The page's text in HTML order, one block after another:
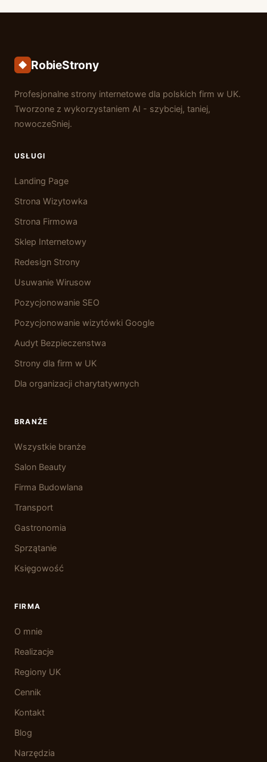
RobieStrony
Profesjonalne strony internetowe dla polskich firm w UK.
Tworzone z wykorzystaniem AI - szybciej, taniej,
nowoczeSniej.
USŁUGI
Landing Page
Strona Wizytowka
Strona Firmowa
Sklep Internetowy
Redesign Strony
Usuwanie Wirusow
Pozycjonowanie SEO
Pozycjonowanie wizytówki Google
Audyt Bezpieczenstwa
Strony dla firm w UK
Dla organizacji charytatywnych
BRANŻE
Wszystkie branże
Salon Beauty
Firma Budowlana
Transport
Gastronomia
Sprzątanie
Księgowość
FIRMA
O mnie
Realizacje
Regiony UK
Cennik
Kontakt
Blog
Narzędzia